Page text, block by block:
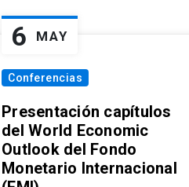
6 MAY
Conferencias
Presentación capítulos
del World Economic
Outlook del Fondo
Monetario Internacional